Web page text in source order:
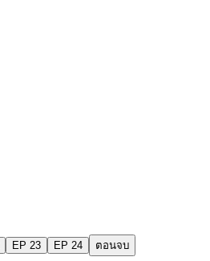
EP 23 EP 24 ตอนจบ